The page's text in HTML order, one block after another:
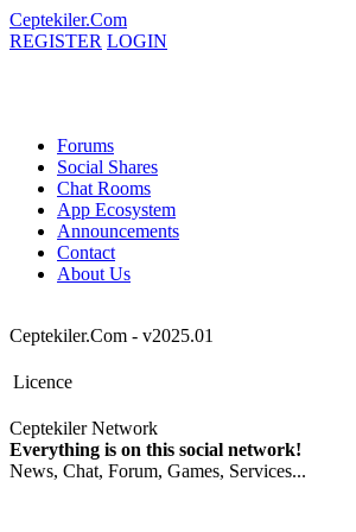
Ceptekiler.Com
REGISTER LOGIN
Forums
Social Shares
Chat Rooms
App Ecosystem
Announcements
Contact
About Us
Ceptekiler.Com - v2025.01
Licence
Ceptekiler Network
Everything is on this social network!
News, Chat, Forum, Games, Services...